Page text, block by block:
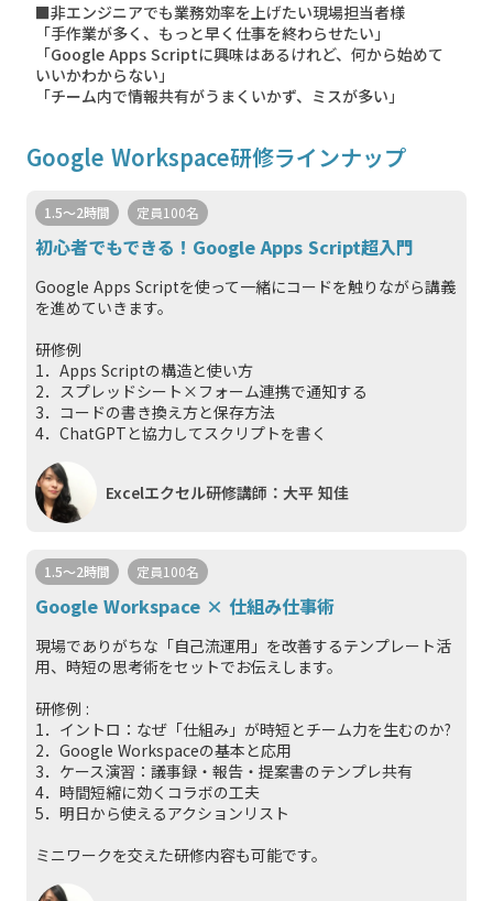
■非エンジニアでも業務効率を上げたい現場担当者様
「手作業が多く、もっと早く仕事を終わらせたい」
「Google Apps Scriptに興味はあるけれど、何から始めて
いいかわからない」
「チーム内で情報共有がうまくいかず、ミスが多い」
Google Workspace研修ラインナップ
1.5～2時間 定員100名
初心者でもできる！Google Apps Script超入門
Google Apps Scriptを使って一緒にコードを触りながら講義
を進めていきます。
研修例
1．Apps Scriptの構造と使い方
2．スプレッドシート×フォーム連携で通知する
3．コードの書き換え方と保存方法
4．ChatGPTと協力してスクリプトを書く
Excelエクセル研修講師：大平 知佳
1.5～2時間 定員100名
Google Workspace × 仕組み仕事術
現場でありがちな「自己流運用」を改善するテンプレート活
用、時短の思考術をセットでお伝えします。
研修例 :
1．イントロ：なぜ「仕組み」が時短とチーム力を生むのか?
2．Google Workspaceの基本と応用
3．ケース演習：議事録・報告・提案書のテンプレ共有
4．時間短縮に効くコラボの工夫
5．明日から使えるアクションリスト
ミニワークを交えた研修内容も可能です。